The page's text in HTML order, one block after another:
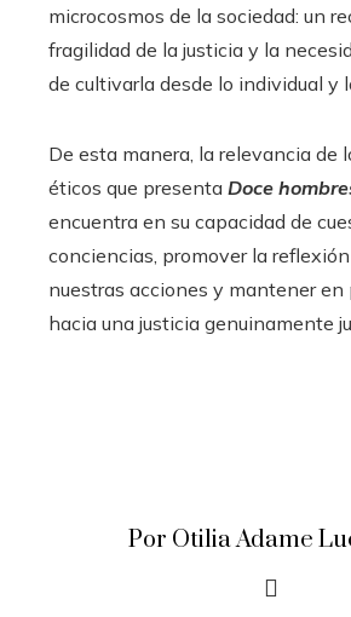
microcosmos de la sociedad: un
fragilidad de la justicia y la
de cultivarla desde lo individual y
De esta manera, la relevancia de
éticos que presenta Doce
encuentra en su capacidad de
conciencias, promover la
nuestras acciones y mantener en
hacia una justicia genuinamente
Por Otilia Adame